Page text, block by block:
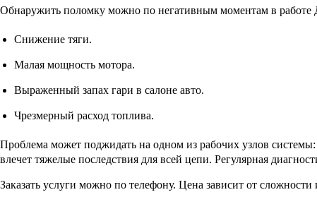
Обнаружить поломку можно по негативным моментам в
Снижение тяги.
Малая мощность мотора.
Выраженный запах гари в салоне авто.
Чрезмерный расход топлива.
Проблема может поджидать на одном из рабочих узлов
влечет тяжелые последствия для всей цепи. Регулярная
Заказать услуги можно по телефону. Цена зависит от сложности